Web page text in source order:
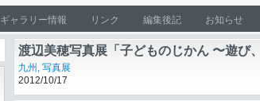
ギャラリー情報 リンク 編集後記 お知らせ
渡辺美穂写真展「子どものじかん 〜遊び、
笑い、涙〜」
九州 , 写真展
2012/10/17